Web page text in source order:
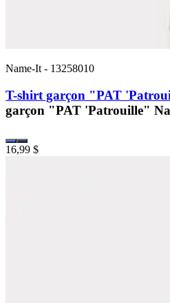
Name-It - 13258010
T-shirt garçon "PAT
garçon "PAT 'Patrouille"
16,99 $